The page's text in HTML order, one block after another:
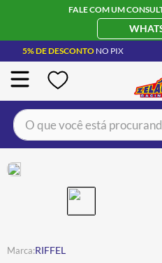
FALE COM UM
5% DE DESCONTO NO PIX
O que você está procurando?
RIFFEL
JAQUETA
4º ÓCULOS SOLAR